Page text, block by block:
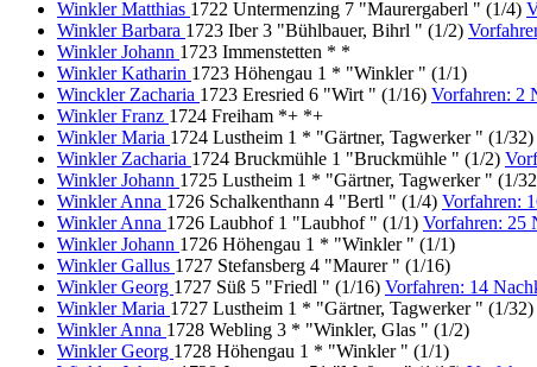
Winkler Matthias 1722 Untermenzing 7 "Maurergaberl " (1/4)
Winkler Barbara 1723 Iber 3 "Bühlbauer, Bihrl " (1/2)
Winkler Johann 1723 Immenstetten * *
Winkler Katharin 1723 Höhengau 1 * "Winkler " (1/1)
Winckler Zacharia 1723 Eresried 6 "Wirt " (1/16) Vorfahren: 2
Winkler Franz 1724 Freiham *+ *+
Winkler Maria 1724 Lustheim 1 * "Gärtner, Tagwerker " (1/32)
Winkler Zacharia 1724 Bruckmühle 1 "Bruckmühle " (1/2)
Winkler Johann 1725 Lustheim 1 * "Gärtner, Tagwerker " (1/
Winkler Anna 1726 Schalkenthann 4 "Bertl " (1/4) Vorfahren:
Winkler Anna 1726 Laubhof 1 "Laubhof " (1/1) Vorfahren: 25
Winkler Johann 1726 Höhengau 1 * "Winkler " (1/1)
Winkler Gallus 1727 Stefansberg 4 "Maurer " (1/16)
Winkler Georg 1727 Süß 5 "Friedl " (1/16) Vorfahren: 14
Winkler Maria 1727 Lustheim 1 * "Gärtner, Tagwerker " (1/32)
Winkler Anna 1728 Webling 3 * "Winkler, Glas " (1/2)
Winkler Georg 1728 Höhengau 1 * "Winkler " (1/1)